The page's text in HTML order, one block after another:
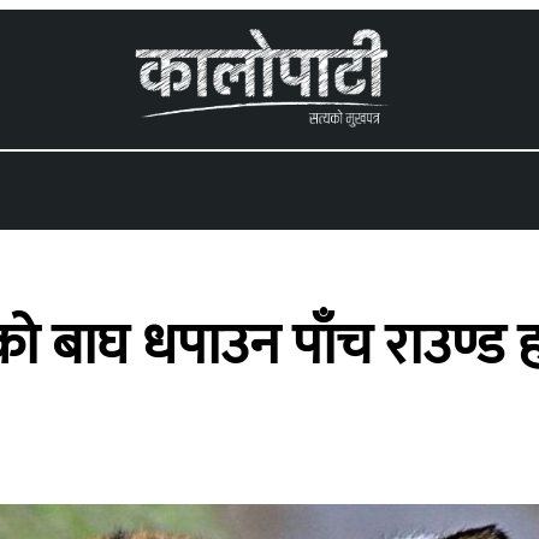
बाघ धपाउन पाँच राउण्ड